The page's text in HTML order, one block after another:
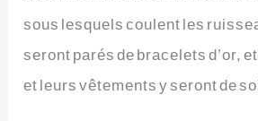
sous lesquels coulent les
seront parés de bracelets d’or,
et leurs vêtements y seront de